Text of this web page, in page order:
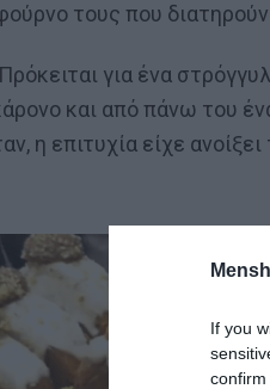
If you
τους που
για ένα
και από πάνω του
η επιτυχία είχε